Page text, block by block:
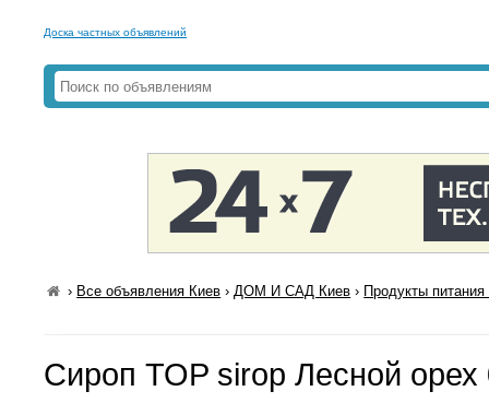
Доска частных объявлений
› Все объявления Киев ›ДОМ И САД Киев › Продукты
Сироп TOP sirop Лесной орех